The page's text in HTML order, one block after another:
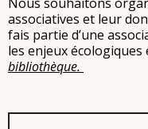
associatives et leur
fais partie d’une
les enjeux écologiques
bibliothèque.